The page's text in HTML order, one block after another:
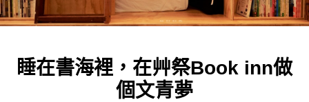
睡在書海裡，在艸祭Book inn做
個文青夢